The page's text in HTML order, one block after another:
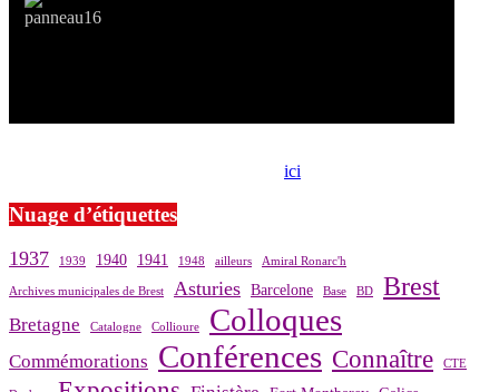
ici
Nuage d’étiquettes
1937 1939 1940 1941 1948 ailleurs Amiral Ronarc'h
Archives municipales de Brest Asturies Barcelone Base BD Brest
Bretagne Catalogne Collioure Colloques
Commémorations Conférences Connaître CTE